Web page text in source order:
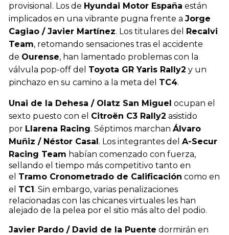
provisional. Los de Hyundai Motor España están
implicados en una vibrante pugna frente a Jorge
Cagiao / Javier Martínez. Los titulares del Recalvi
Team, retomando sensaciones tras el accidente
de Ourense, han lamentado problemas con la
válvula pop-off del Toyota GR Yaris Rally2 y un
pinchazo en su camino a la meta del TC4.
Unai de la Dehesa / Olatz San Miguel ocupan el
sexto puesto con el Citroën C3 Rally2 asistido
por Llarena Racing. Séptimos marchan Álvaro
Muñiz / Néstor Casal. Los integrantes del A-Secur
Racing Team habían comenzado con fuerza,
sellando el tiempo más competitivo tanto en
el Tramo Cronometrado de Calificación como en
el TC1. Sin embargo, varias penalizaciones
relacionadas con las chicanes virtuales les han
alejado de la pelea por el sitio más alto del podio.
Javier Pardo / David de la Puente dormirán en